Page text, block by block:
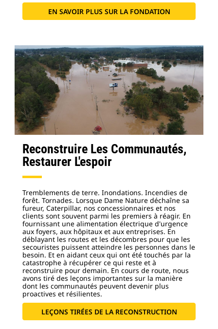
EN SAVOIR PLUS SUR LA FONDATION
Reconstruire Les Communautés,
Restaurer L'espoir
Tremblements de terre. Inondations. Incendies de
forêt. Tornades. Lorsque Dame Nature déchaîne sa
fureur, Caterpillar, nos concessionnaires et nos
clients sont souvent parmi les premiers à réagir. En
fournissant une alimentation électrique d'urgence
aux foyers, aux hôpitaux et aux entreprises. En
déblayant les routes et les décombres pour que les
secouristes puissent atteindre les personnes dans le
besoin. Et en aidant ceux qui ont été touchés par la
catastrophe à récupérer ce qui reste et à
reconstruire pour demain. En cours de route, nous
avons tiré des leçons importantes sur la manière
dont les communautés peuvent devenir plus
proactives et résilientes.
LEÇONS TIRÉES DE LA RECONSTRUCTION